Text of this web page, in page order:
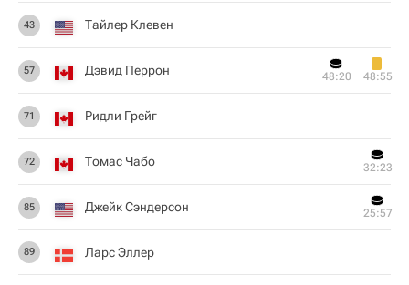
43 Тайлер Клевен
57 Дэвид Перрон 48:20 48:55
71 Ридли Грейг
72 Томас Чабо 32:23
85 Джейк Сэндерсон 25:57
89 Ларс Эллер